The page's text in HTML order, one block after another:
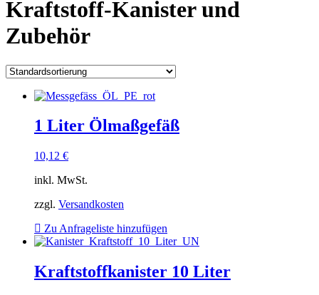
Kraftstoff-Kanister und
Zubehör
1 Liter Ölmaßgefäß
10,12 €
inkl. MwSt.
zzgl. Versandkosten
Zu Anfrageliste hinzufügen
Kraftstoffkanister 10 Liter